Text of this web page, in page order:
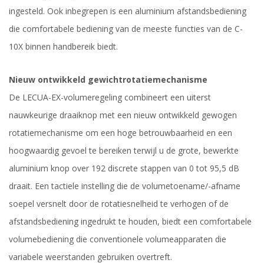
ingesteld. Ook inbegrepen is een aluminium afstandsbediening
die comfortabele bediening van de meeste functies van de C-
10X binnen handbereik biedt.
Nieuw ontwikkeld gewichtrotatiemechanisme
De LECUA-EX-volumeregeling combineert een uiterst
nauwkeurige draaiknop met een nieuw ontwikkeld gewogen
rotatiemechanisme om een ​​hoge betrouwbaarheid en een
hoogwaardig gevoel te bereiken terwijl u de grote, bewerkte
aluminium knop over 192 discrete stappen van 0 tot 95,5 dB
draait. Een tactiele instelling die de volumetoename/-afname
soepel versnelt door de rotatiesnelheid te verhogen of de
afstandsbediening ingedrukt te houden, biedt een comfortabele
volumebediening die conventionele volumeapparaten die
variabele weerstanden gebruiken overtreft.